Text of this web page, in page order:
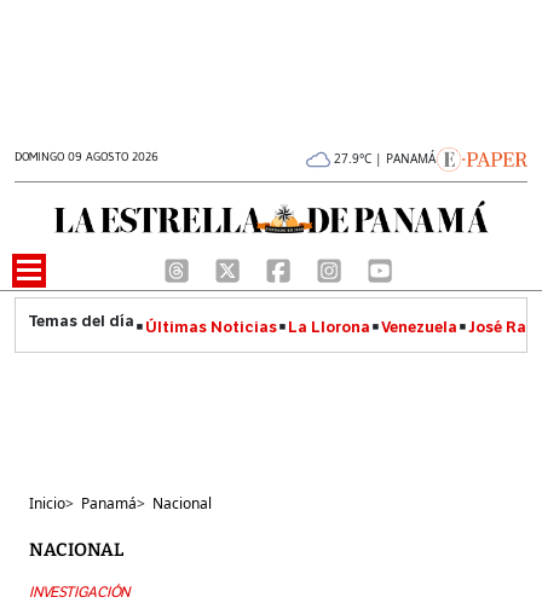
DOMINGO 09 AGOSTO 2026 27.9°C | PANAMÁ
Últimas Noticias La Llorona Venezuela José
Inicio> Panamá> Nacional
NACIONAL
INVESTIGACIÓN